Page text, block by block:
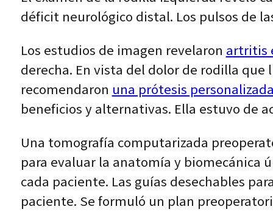
déficit neurológico distal. Los pulsos de
Los estudios de imagen revelaron artritis
derecha. En vista del dolor de rodilla
recomendaron una prótesis
beneficios y alternativas. Ella estuvo de
Una tomografía computarizada
para evaluar la anatomía y biomecánica
cada paciente. Las guías desechables
paciente. Se formuló un plan